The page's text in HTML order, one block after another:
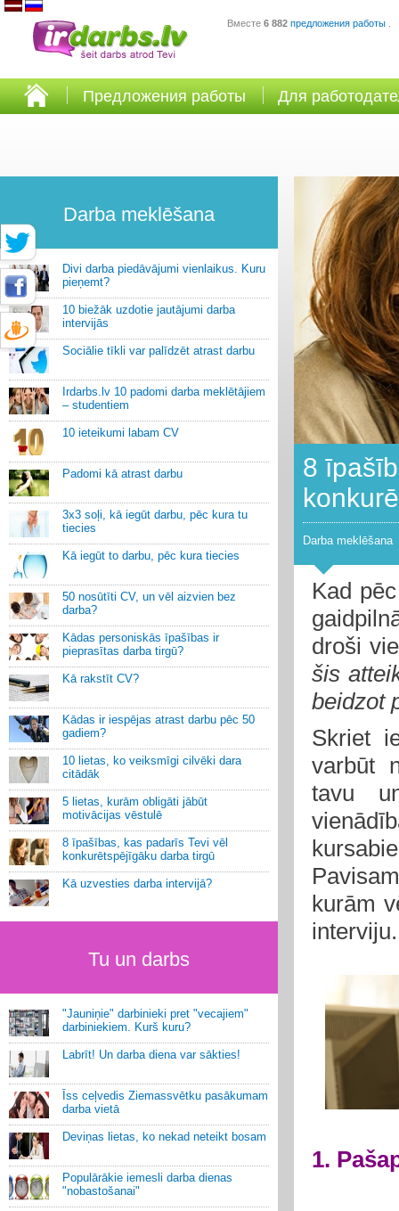
Вместе 6 882 предложения работы
Предложения работы Для
Darba meklēšana
Divi darba piedāvājumi vienlaikus. Kuru
pieņemt?
10 biežāk uzdotie jautājumi darba
intervijās
Sociālie tīkli var palīdzēt atrast darbu
Irdarbs.lv 10 padomi darba meklētājiem
– studentiem
10 ieteikumi labam CV
Padomi kā atrast darbu
3x3 soļi, kā iegūt darbu, pēc kura tu
tiecies
Kā iegūt to darbu, pēc kura tiecies
50 nosūtīti CV, un vēl aizvien bez
darba?
Kādas personiskās īpašības ir
pieprasītas darba tirgū?
Kā rakstīt CV?
Kādas ir iespējas atrast darbu pēc 50
gadiem?
10 lietas, ko veiksmīgi cilvēki dara
citādāk
5 lietas, kurām obligāti jābūt
motivācijas vēstulē
8 īpašības, kas padarīs Tevi vēl
konkurētspējīgāku darba tirgū
Kā uzvesties darba intervijā?
Tu un darbs
"Jauniņie" darbinieki pret "vecajiem"
darbiniekiem. Kurš kuru?
Labrīt! Un darba diena var sākties!
Īss ceļvedis Ziemassvētku pasākumam
darba vietā
Deviņas lietas, ko nekad neteikt bosam
Populārākie iemesli darba dienas
"nobastošanai"
8
Darba meklēšana
Kad
droši
šis
beidzot
Skriet
varbūt
tavu
kurām
interviju.
1.